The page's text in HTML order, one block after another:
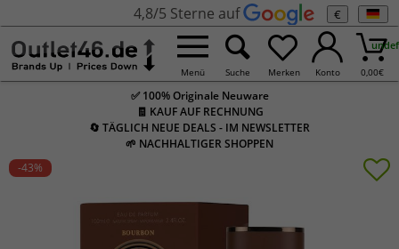
4,8/5 Sterne auf €
Menü Suche Merken Konto 0,00€
✅ 100% Originale Neuware
🧾 KAUF AUF RECHNUNG
🔄 TÄGLICH NEUE DEALS - IM NEWSLETTER
🌱 NACHHALTIGER SHOPPEN
-43%